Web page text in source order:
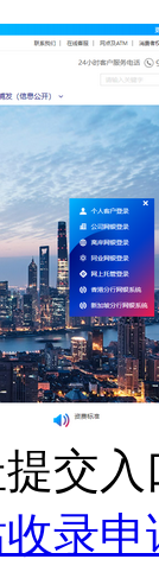
交入
录申